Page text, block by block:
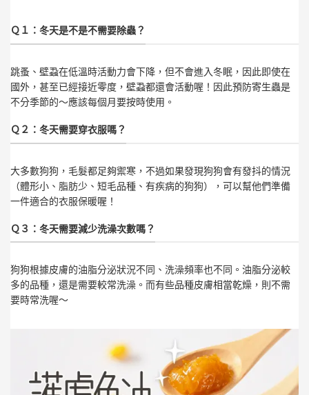
Ｑ１：冬天是不是不需要除蟲？
跳蚤、壁蝨在低溫時活動力會下降，但不會進入冬眠，因此即使在
國外，甚至已經接近零度，壁蝨都還會活動喔！因此預防寄生蟲是
不分季節的～應該每個月要按時使用。
Ｑ２：冬天需要穿衣服嗎？
大多數狗狗，毛髮都足夠禦寒，不過如果發現狗狗會有發抖的情況
（體形小、脂肪少、短毛品種、有疾病的狗狗），可以幫他們準備
一件適合的衣服保暖喔！
Ｑ３：冬天需要減少洗澡次數嗎？
狗狗根據皮膚的油脂分泌狀況不同、洗澡頻率也不同。油脂分泌較
多的品種，還是需要較常洗澡。而有些品種皮膚相當乾燥，則不需
要時常洗喔～